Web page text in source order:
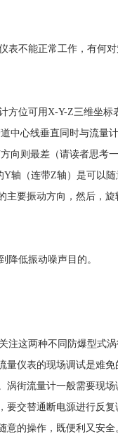
表不能正常工作，有何对
方位可用X-Y-Z三维坐标
中心线垂直同时与流量
向则最差（请读者思考
轴（连带Z轴）是可以随
要振动方向，然后，旋
降低振动噪声目的。
这两种不同防爆型式涡
量仪表的现场调试是难免
街流量计一般需要现场
要交替通断电源进行反复
意的操作，既便利又安全